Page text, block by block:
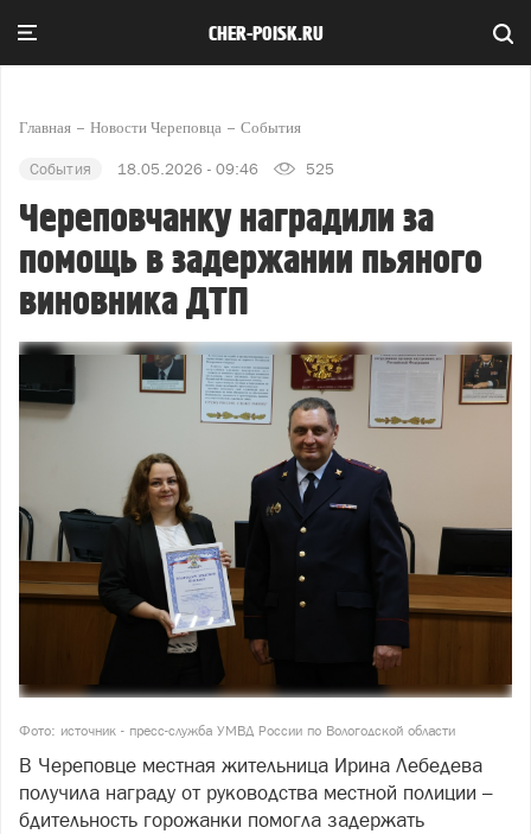
CHER-POISK.RU
Главная Новости Череповца События
События 18.05.2026 - 09:46 525
Череповчанку наградили за
помощь в задержании пьяного
виновника ДТП
Фото: источник - пресс-служба УМВД России по Вологодской области
В Череповце местная жительница Ирина Лебедева
получила награду от руководства местной полиции –
бдительность горожанки помогла задержать